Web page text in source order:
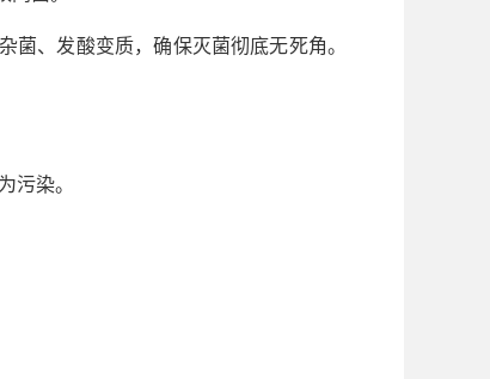
、发酸变质，确保灭菌彻底无死角。
污染。